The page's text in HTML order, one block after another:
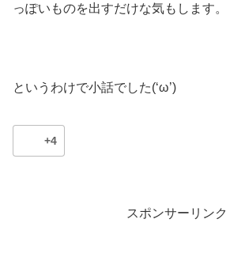
っぽいものを出すだけな気もします。
というわけで小話でした(‘ω’)
+4
スポンサーリンク